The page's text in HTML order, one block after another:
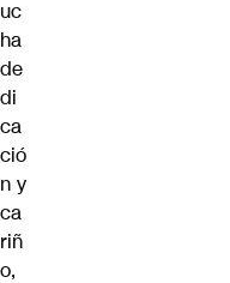
uc
ha
de
di
ca
ció
n y
ca
riñ
o,